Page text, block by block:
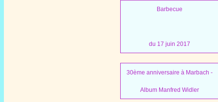
Barbecue
du 17 juin 2017
30ème anniversaire à Marbach -
Album Manfred Widler